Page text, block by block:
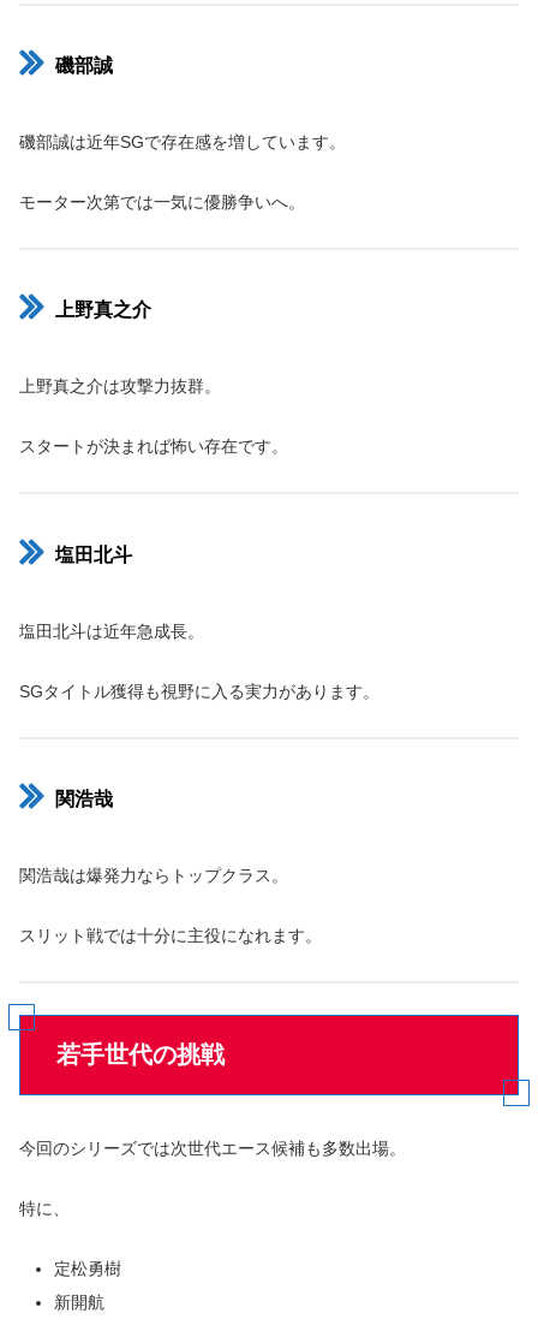
磯部誠
磯部誠は近年SGで存在感を増しています。
モーター次第では一気に優勝争いへ。
上野真之介
上野真之介は攻撃力抜群。
スタートが決まれば怖い存在です。
塩田北斗
塩田北斗は近年急成長。
SGタイトル獲得も視野に入る実力があります。
関浩哉
関浩哉は爆発力ならトップクラス。
スリット戦では十分に主役になれます。
若手世代の挑戦
今回のシリーズでは次世代エース候補も多数出場。
特に、
定松勇樹
新開航